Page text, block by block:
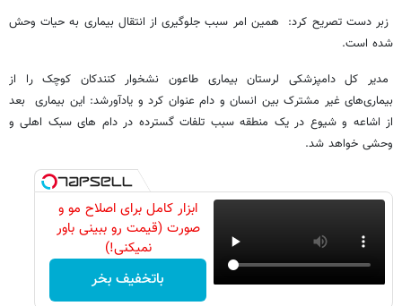
زبر دست تصریح کرد: همین امر سبب جلوگیری از انتقال بیماری به حیات وحش
شده است.
مدیر کل دامپزشکی لرستان بیماری طاعون نشخوار کنندکان کوچک را از
بیماری‌های غیر مشترک بین انسان و دام عنوان کرد و یادآورشد: این بیماری بعد
از اشاعه و شیوع در یک‌ منطقه سبب تلفات گسترده در دام های سبک اهلی و
وحشی خواهد شد.
ابزار کامل برای اصلاح مو و
صورت (قیمت رو ببینی باور
نمیکنی!)
باتخفیف بخر